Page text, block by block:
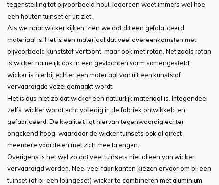
tegenstelling tot bijvoorbeeld hout. Iedereen weet immers wel hoe
een houten tuinset er uit ziet.
Als we naar wicker kijken, zien we dat dit een gefabriceerd
materiaal is. Het is een materiaal dat veel overeenkomsten met
bijvoorbeeld kunststof vertoont, maar ook met rotan. Net zoals rotan
is wicker namelijk ook in een gevlochten vorm samengesteld;
wicker is hierbij echter een materiaal van uit een kunststof
vervaardigde vezel gemaakt wordt.
Het is dus niet zo dat wicker een natuurlijk materiaal is. Integendeel
zelfs; wicker wordt echt volledig in de fabriek ontwikkeld en
gefabriceerd. De kwaliteit ligt hiervan tegenwoordig echter
ongekend hoog, waardoor de wicker tuinsets ook al direct
meerdere voordelen met zich mee brengen.
Overigens is het wel zo dat veel tuinsets niet alleen van wicker
vervaardigd worden. Nee, veel fabrikanten kiezen ervoor om bij een
tuinset (of bij een loungeset) wicker te combineren met aluminium.